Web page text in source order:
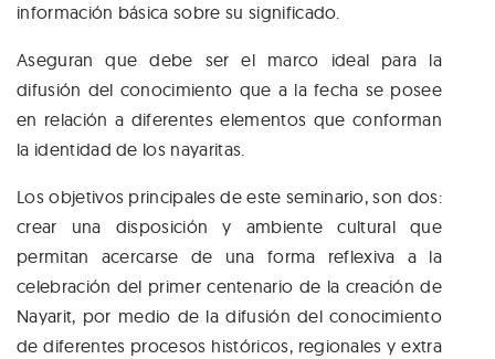
información básica sobre su significado.
Aseguran que debe ser el marco ideal para la
difusión del conocimiento que a la fecha se posee
en relación a diferentes elementos que conforman
la identidad de los nayaritas.
Los objetivos principales de este seminario, son dos:
crear una disposición y ambiente cultural que
permitan acercarse de una forma reflexiva a la
celebración del primer centenario de la creación de
Nayarit, por medio de la difusión del conocimiento
de diferentes procesos históricos, regionales y extra